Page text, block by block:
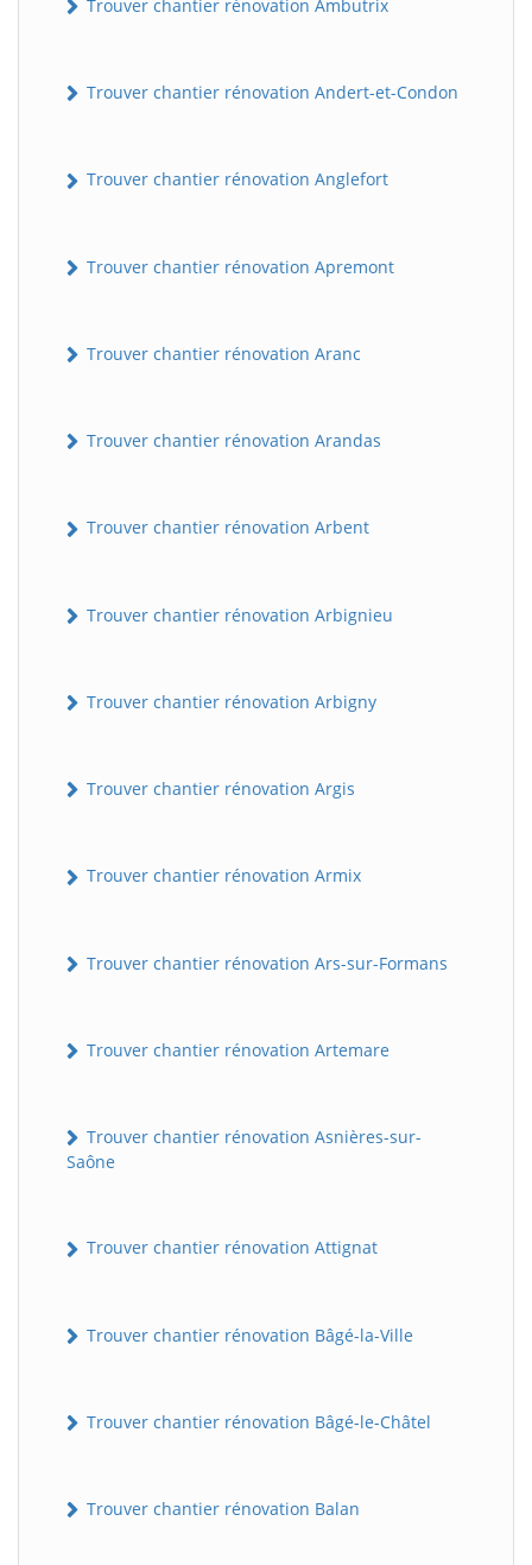
Trouver chantier rénovation Ambutrix
Trouver chantier rénovation Andert-et-Condon
Trouver chantier rénovation Anglefort
Trouver chantier rénovation Apremont
Trouver chantier rénovation Aranc
Trouver chantier rénovation Arandas
Trouver chantier rénovation Arbent
Trouver chantier rénovation Arbignieu
Trouver chantier rénovation Arbigny
Trouver chantier rénovation Argis
Trouver chantier rénovation Armix
Trouver chantier rénovation Ars-sur-Formans
Trouver chantier rénovation Artemare
Trouver chantier rénovation Asnières-sur-
Saône
Trouver chantier rénovation Attignat
Trouver chantier rénovation Bâgé-la-Ville
Trouver chantier rénovation Bâgé-le-Châtel
Trouver chantier rénovation Balan